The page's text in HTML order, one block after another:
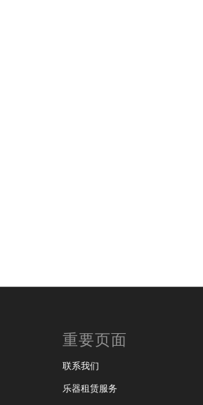
重要页面
联系我们
乐器租赁服务